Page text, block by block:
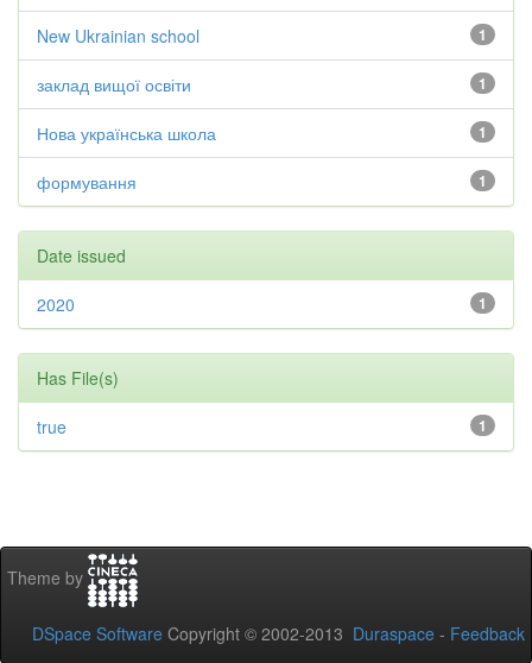
1
New Ukrainian school
1
заклад вищої освіти
1
Нова українська школа
1
формування
Date issued
1
2020
Has File(s)
1
true
Theme by
DSpace Software Copyright © 2002-2013 Duraspace - Feedback